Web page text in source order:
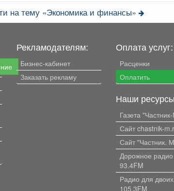
на тему «Экономика и финансы»
Рекламодателям:
Бизнес-кабинет
Заказать рекламу
Оплата услуг:
Расценки
Оплатить
Наши
Газета
Сайт chastnik-
Сайт "Частник.
Дорожное радио
93.4FM
Радио для двоих
105.3FM